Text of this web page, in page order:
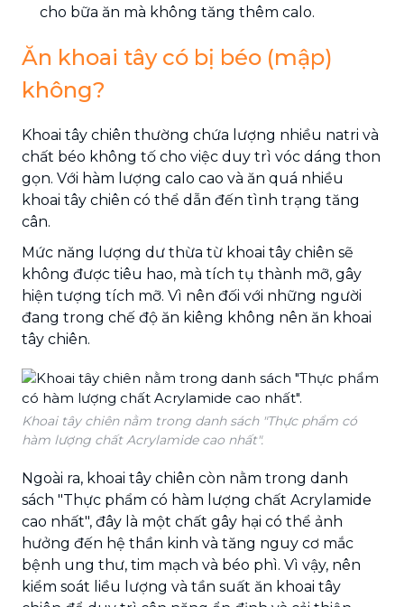
cho bữa ăn mà không tăng thêm calo.
Ăn khoai tây có bị béo (mập)
không?
Khoai tây chiên thường chứa lượng nhiều natri và
chất béo không tố cho việc duy trì vóc dáng thon
gọn. Với hàm lượng calo cao và ăn quá nhiều
khoai tây chiên có thể dẫn đến tình trạng tăng
cân.
Mức năng lượng dư thừa từ khoai tây chiên sẽ
không được tiêu hao, mà tích tụ thành mỡ, gây
hiện tượng tích mỡ. Vì nên đối với những người
đang trong chế độ ăn kiêng không nên ăn khoai
tây chiên.
Khoai tây chiên nằm trong danh sách "Thực phẩm có
hàm lượng chất Acrylamide cao nhất".
Ngoài ra, khoai tây chiên còn nằm trong danh
sách "Thực phẩm có hàm lượng chất Acrylamide
cao nhất", đây là một chất gây hại có thể ảnh
hưởng đến hệ thần kinh và tăng nguy cơ mắc
bệnh ung thư, tim mạch và béo phì. Vì vậy, nên
kiểm soát liều lượng và tần suất ăn khoai tây